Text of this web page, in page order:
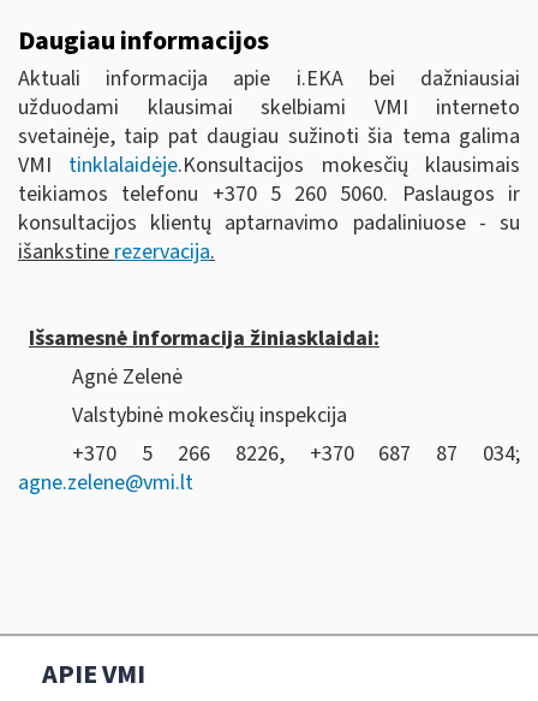
Daugiau informacijos
Aktuali informacija apie i.EKA bei dažniausiai
užduodami klausimai skelbiami VMI interneto
svetainėje, taip pat daugiau sužinoti šia tema galima
VMI tinklalaidėje.Konsultacijos mokesčių klausimais
teikiamos telefonu +370 5 260 5060. Paslaugos ir
konsultacijos klientų aptarnavimo padaliniuose - su
išankstine rezervacija.
Išsamesnė informacija žiniasklaidai:
Agnė Zelenė
Valstybinė mokesčių inspekcija
+370 5 266 8226, +370 687 87 034;
agne.zelene@vmi.lt
APIE VMI